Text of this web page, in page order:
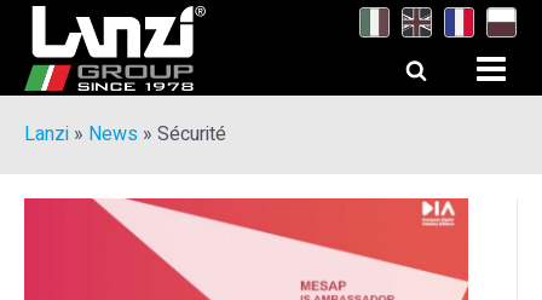
Lanzi » News » Sécurité